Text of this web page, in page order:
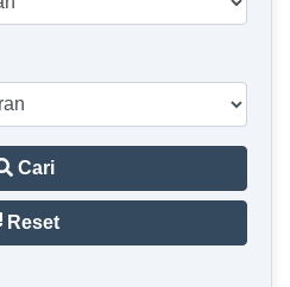
Cari
Reset